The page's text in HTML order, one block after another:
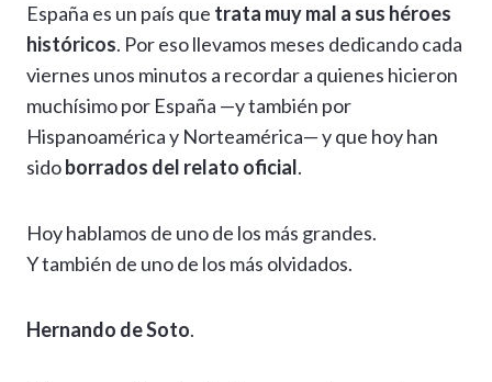
at
s
A
p
p
e
gr
a
m
e
b
o
o
k
ke
dI
n
se
n
g
er
ai
l
p
y
n
m
p
ti
España es un país que trata muy mal a sus héroes
históricos. Por eso llevamos meses dedicando cada
viernes unos minutos a recordar a quienes hicieron
muchísimo por España —y también por
Hispanoamérica y Norteamérica— y que hoy han
sidoborrados del relato oficial.
Hoy hablamos de uno de los más grandes.
Y también de uno de los más olvidados.
Hernando de Soto.